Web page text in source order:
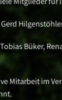
Büker,
Mitarbeit im